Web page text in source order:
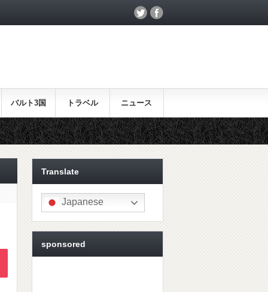
バルト3国 トラベル ニュース
北欧映画情報はこちら♪
Translate
Japanese
sponsored